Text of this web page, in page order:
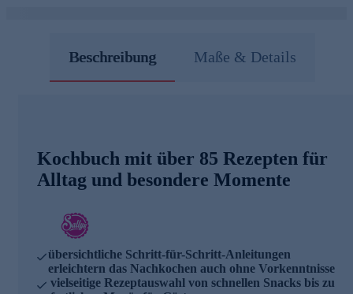
Beschreibung Maße & Details
Kochbuch mit über 85 Rezepten für
Alltag und besondere Momente
übersichtliche Schritt-für-Schritt-Anleitungen
erleichtern das Nachkochen auch ohne Vorkenntnisse
vielseitige Rezeptauswahl von schnellen Snacks bis zu